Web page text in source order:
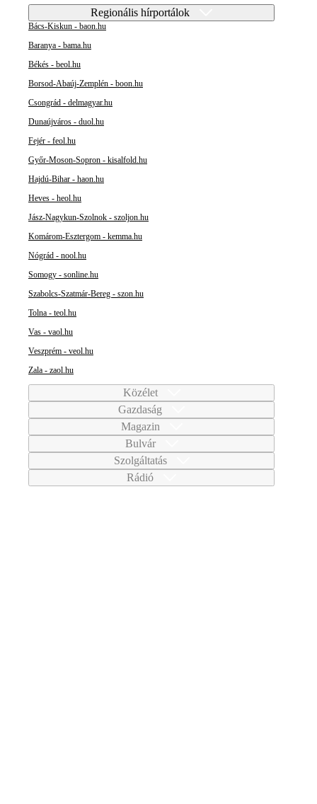
Regionális hírportálok
Bács-Kiskun - baon.hu
Baranya - bama.hu
Békés - beol.hu
Borsod-Abaúj-Zemplén - boon.hu
Csongrád - delmagyar.hu
Dunaújváros - duol.hu
Fejér - feol.hu
Győr-Moson-Sopron - kisalfold.hu
Hajdú-Bihar - haon.hu
Heves - heol.hu
Jász-Nagykun-Szolnok - szoljon.hu
Komárom-Esztergom - kemma.hu
Nógrád - nool.hu
Somogy - sonline.hu
Szabolcs-Szatmár-Bereg - szon.hu
Tolna - teol.hu
Vas - vaol.hu
Veszprém - veol.hu
Zala - zaol.hu
Közélet
Gazdaság
Magazin
Bulvár
Szolgáltatás
Rádió